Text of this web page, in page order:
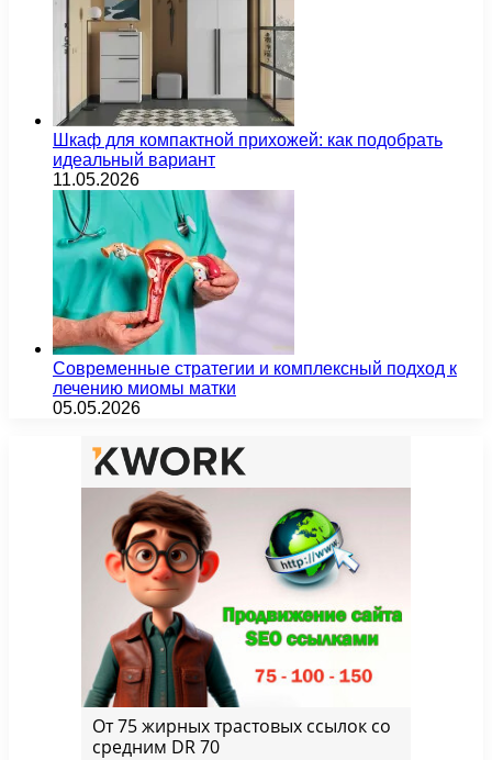
Шкаф для компактной прихожей: как подобрать
идеальный вариант
11.05.2026
Современные стратегии и комплексный подход к
лечению миомы матки
05.05.2026